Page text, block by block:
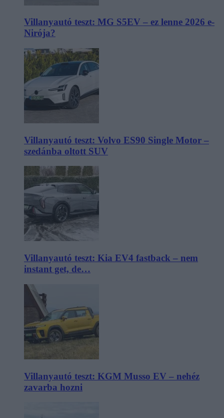
Villanyautó teszt: MG S5EV – ez lenne 2026 e-
Nirója?
Villanyautó teszt: Volvo ES90 Single Motor –
szedánba oltott SUV
Villanyautó teszt: Kia EV4 fastback – nem
instant get, de…
Villanyautó teszt: KGM Musso EV – nehéz
zavarba hozni